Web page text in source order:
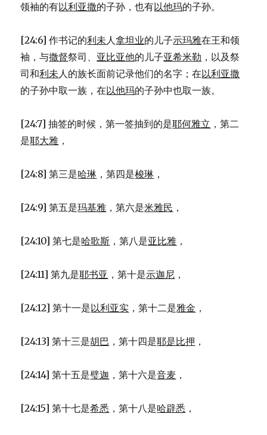
领袖的有以利亚撒的子孙，也有以他玛的子孙。
[24:6] 作书记的利未人拿坦业的儿子示玛雅在王和领
袖，与撒督祭司、 亚比亚他的儿子亚希米勒 ，以及祭
司和利未人的族长面前记录他们的名字；在以利亚撒
的子孙中取一族，在以他玛的子孙中也取一族。
[24:7] 抽签的时候，第一签抽到的是耶何雅立 ，第二
是耶大雅 ，
[24:8] 第三是哈琳 ，第四是梭琳 ，
[24:9] 第五是玛基雅 ，第六是米雅民 ，
[24:10] 第七是哈歌斯 ，第八是亚比雅 ，
[24:11] 第九是耶书亚 ，第十是示迦尼 ，
[24:12] 第十一是以利亚实 ，第十二是雅金 ，
[24:13] 第十三是胡巴 ，第十四是耶是比押 ，
[24:14] 第十五是璧迦 ，第十六是音麦 ，
[24:15] 第十七是希悉 ，第十八是哈辟悉 ，